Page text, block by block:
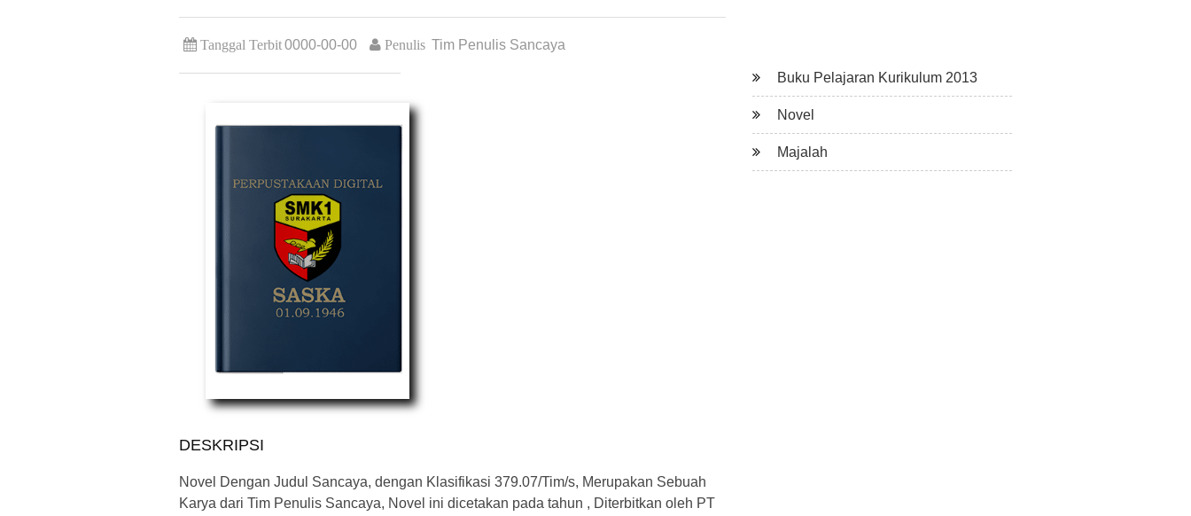
Tanggal Terbit0000-00-00 Penulis Tim Penulis Sancaya
DESKRIPSI
Novel Dengan Judul Sancaya, dengan Klasifikasi 379.07/Tim/s, Merupakan Sebuah
Karya dari Tim Penulis Sancaya, Novel ini dicetakan pada tahun , Diterbitkan oleh PT
Buku Pelajaran Kurikulum 2013
Novel
Majalah